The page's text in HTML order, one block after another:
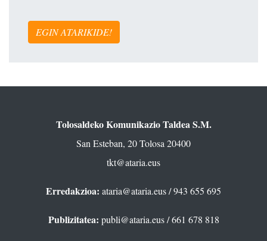
EGIN ATARIKIDE!
Tolosaldeko Komunikazio Taldea S.M.
San Esteban, 20 Tolosa 20400
tkt@ataria.eus
Erredakzioa: ataria@ataria.eus/ 943 655 695
Publizitatea: publi@ataria.eus/ 661 678 818